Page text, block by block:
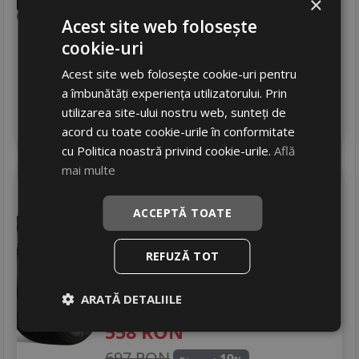
305 RON
402 RON
livrare 24/48 ore
Stoc magazin
4 Adauga in cos
225/40 R18 92Y
Turisme
Consum A
Zgomot A
558RON
Acest site web folosește
cookie-uri
Acest site web folosește cookie-uri pentru
a îmbunătăți experiența utilizatorului. Prin
utilizarea site-ului nostru web, sunteți de
acord cu toate cookie-urile în conformitate
cu Politica noastră privind cookie-urile.Află
mai multe
ACCEPTĂ TOATE
REFUZĂ TOT
ARATĂ DETALIILE